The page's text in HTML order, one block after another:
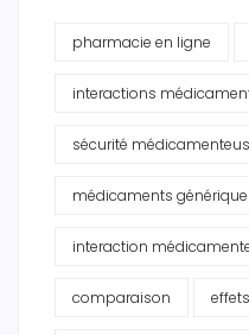
pharmacie en ligne
interactions
sécurité
médicaments
interaction
comparaison